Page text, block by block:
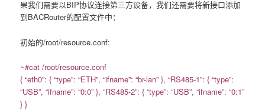
果我们需要以BIP协议连接第三方设备，我们还需要将新接口添加
到BACRouter的配置文件中：
初始的/root/resource.conf:
~#cat /root/resource.conf
{ “eth0”: { “type”: “ETH”, “ifname”: “br-lan” }, “RS485-1”: { “type”:
“USB”, “ifname”: “0:0” }, “RS485-2”: { “type”: “USB”, “ifname”: “0:1”
} }